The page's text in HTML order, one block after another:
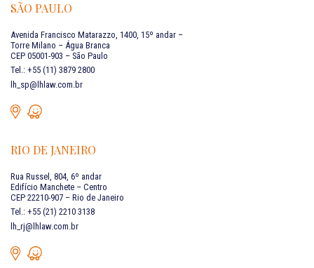
SÃO PAULO
Avenida Francisco Matarazzo, 1400, 15º andar –
Torre Milano – Água Branca
CEP 05001-903 – São Paulo
Tel.: +55 (11) 3879 2800
lh_sp@lhlaw.com.br
RIO DE JANEIRO
Rua Russel, 804, 6º andar
Edifício Manchete – Centro
CEP 22210-907 – Rio de Janeiro
Tel.: +55 (21) 2210 3138
lh_rj@lhlaw.com.br